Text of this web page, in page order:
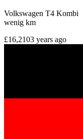
Volkswagen T4 Kombi
wenig km
£16,2103 years ago